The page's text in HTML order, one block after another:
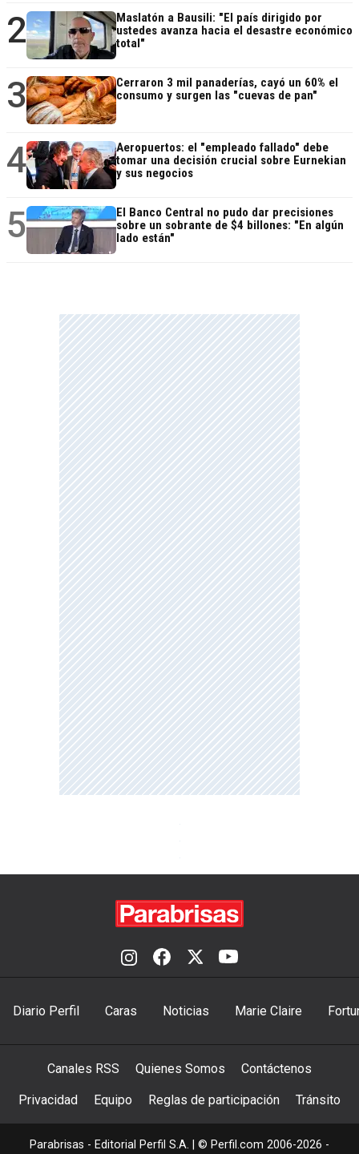
2
Maslatón a Bausili: "El país dirigido por
ustedes avanza hacia el desastre económico
total"
3
Cerraron 3 mil panaderías, cayó un 60% el
consumo y surgen las "cuevas de pan"
4
Aeropuertos: el "empleado fallado" debe
tomar una decisión crucial sobre Eurnekian
y sus negocios
5
El Banco Central no pudo dar precisiones
sobre un sobrante de $4 billones: "En algún
lado están"
Diario Perfil Caras Noticias Marie Claire
Canales RSS Quienes Somos Contáctenos
Privacidad Equipo Reglas de participación Tránsito
Parabrisas - Editorial Perfil S.A. | © Perfil.com 2006-2026 -